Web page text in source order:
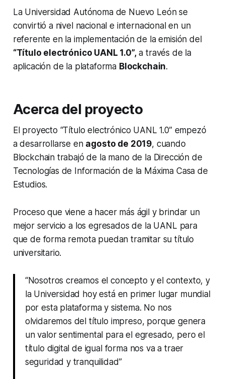
La Universidad Autónoma de Nuevo León se
convirtió a nivel nacional e internacional en un
referente en la implementación de la emisión del
“Título electrónico UANL 1.0”,a través de la
aplicación de la plataforma Blockchain.
Acerca del proyecto
El proyecto “Título electrónico UANL 1.0” empezó
a desarrollarse en agosto de 2019, cuando
Blockchain trabajó de la mano de la Dirección de
Tecnologías de Información de la Máxima Casa de
Estudios.
Proceso que viene a hacer más ágil y brindar un
mejor servicio a los egresados de la UANL para
que de forma remota puedan tramitar su título
universitario.
“Nosotros creamos el concepto y el contexto, y
la Universidad hoy está en primer lugar mundial
por esta plataforma y sistema. No nos
olvidaremos del título impreso, porque genera
un valor sentimental para el egresado, pero el
título digital de igual forma nos va a traer
seguridad y tranquilidad”